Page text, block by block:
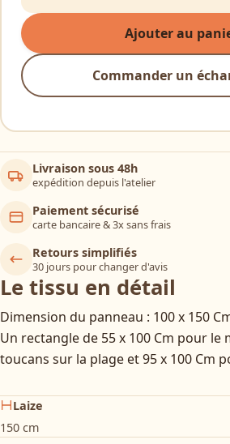
Ajouter au
Commander un
Livraison sous 48h
expédition depuis l'atelier
Paiement sécurisé
carte bancaire & 3x sans frais
Retours simplifiés
30 jours pour changer d'avis
Le tissu en détail
Dimension du panneau : 100 x 150
Un rectangle de 55 x 100 Cm pour le
toucans sur la plage et 95 x 100 Cm
Laize
150 cm